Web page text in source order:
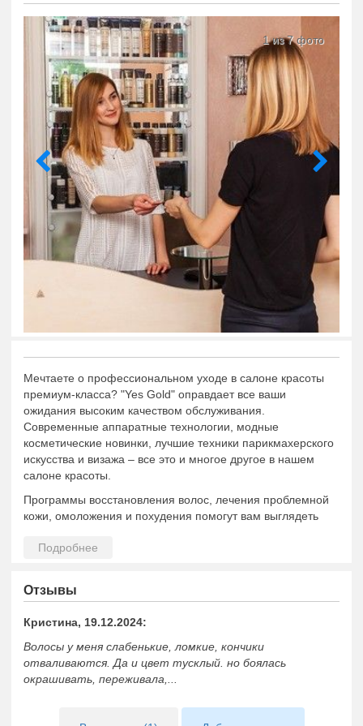
1 из 7 фото
Мечтаете о профессиональном уходе в салоне красоты
премиум-класса? "Yes Gold" оправдает все ваши
ожидания высоким качеством обслуживания.
Современные аппаратные технологии, модные
косметические новинки, лучшие техники парикмахерского
искусства и визажа – все это и многое другое в нашем
салоне красоты.
Программы восстановления волос, лечения проблемной
кожи, омоложения и похудения помогут вам выглядеть
Для этого мы предлагаем уход с использованием
Команда "Yes Gold" предоставляет широкий диапазон
услуг как для женщин, так и для мужчин. Чистка лица,
фигуры – не только женская забота. Наши мужественные
клиенты, которые посещают процедуры по уходу за
внешностью, заботятся о респектабельности своего вида
Отзывы
Кристина, 19.12.2024:
Волосы у меня слабенькие, ломкие, кончики
отваливаются. Да и цвет тусклый. но боялась
окрашивать, переживала,...